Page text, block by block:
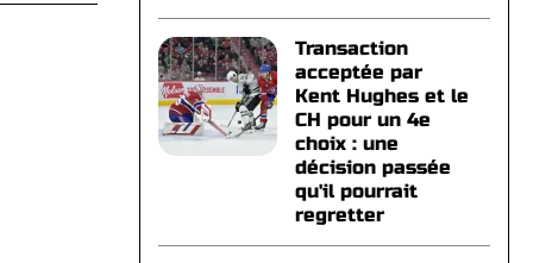
Transaction
acceptée par
Kent Hughes et le
CH pour un 4e
choix : une
décision passée
qu'il pourrait
regretter